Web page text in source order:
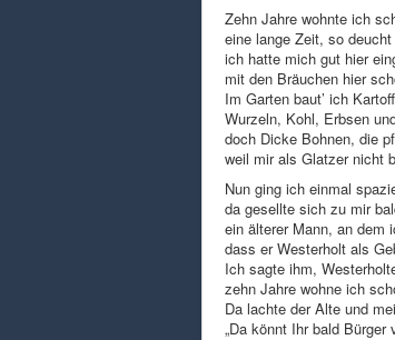
Zehn Jahre wohnte ich
eine lange Zeit, so
ich hatte mich gut hier
mit den Bräuchen hier
Im Garten baut’ ich
Wurzeln, Kohl, Erbsen
doch Dicke Bohnen, die
weil mir als Glatzer nicht
Nun ging ich einmal
da gesellte sich zu mir
ein älterer Mann, an dem
dass er Westerholt als
Ich sagte ihm,
zehn Jahre wohne ich
Da lachte der Alte und
„Da könnt Ihr bald Bürger